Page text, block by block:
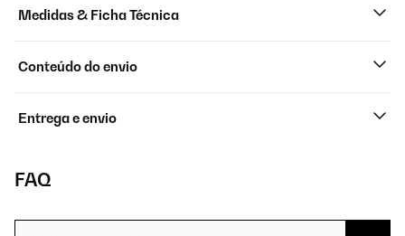
Medidas & Ficha Técnica
Conteúdo do envio
Entrega e envio
FAQ